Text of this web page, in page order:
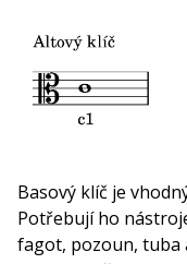
Basový klíč je
Potřebují ho
fagot, pozoun, tuba